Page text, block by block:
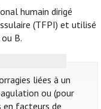
humain dirigé
(TFPI) et utilisé
B.
liées à un
ou (pour
en facteurs de